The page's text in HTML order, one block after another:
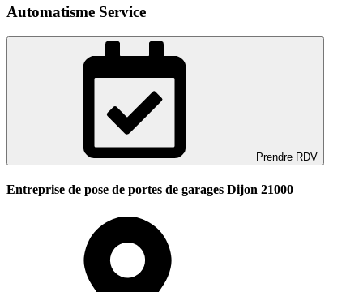
Automatisme Service
Prendre RDV
Entreprise de pose de portes de garages Dijon 21000